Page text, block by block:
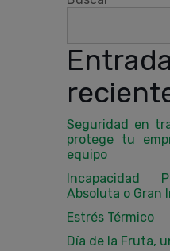
Seguridad en
protege tu
equipo
Incapacidad
Absoluta o Gran
Estrés Térmico
Día de la Fruta,